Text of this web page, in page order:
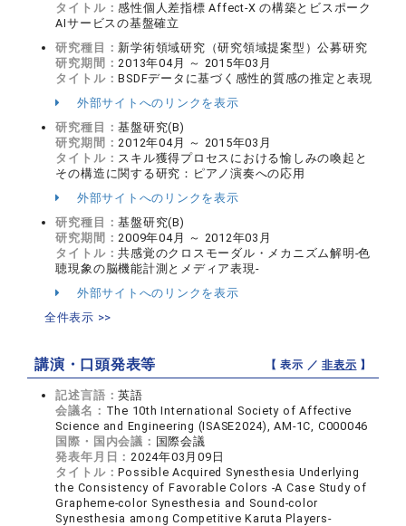
タイトル：感性個人差指標 Affect-X の構築とビスポーク
AIサービスの基盤確立
研究種目： 新学術領域研究（研究領域提案型）公募研究
研究期間：2013年04月 ～ 2015年03月
タイトル：BSDFデータに基づく感性的質感の推定と表現
外部サイトへのリンクを表示
研究種目：基盤研究(B)
研究期間：2012年04月 ～ 2015年03月
タイトル： スキル獲得プロセスにおける愉しみの喚起と
その構造に関する研究：ピアノ演奏への応用
外部サイトへのリンクを表示
研究種目：基盤研究(B)
研究期間：2009年04月 ～ 2012年03月
タイトル：共感覚のクロスモーダル・メカニズム解明-色
聴現象の脳機能計測とメディア表現-
外部サイトへのリンクを表示
全件表示 >>
講演・口頭発表等 【 表示 ／非表示 】
記述言語：英語
会議名： The 10th International Society of Affective
Science and Engineering (ISASE2024), AM-1C, C000046
国際・国内会議： 国際会議
発表年月日：2024年03月09日
タイトル：Possible Acquired Synesthesia Underlying
the Consistency of Favorable Colors -A Case Study of
Grapheme-color Synesthesia and Sound-color
Synesthesia among Competitive Karuta Players-